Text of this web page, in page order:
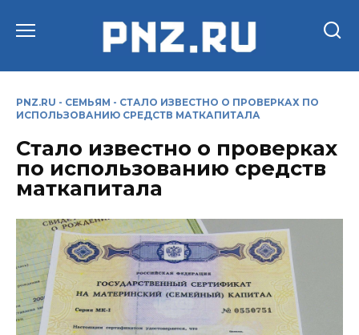
PNZ.RU - СЕМЬЯМ - СТАЛО ИЗВЕСТНО О ПРОВЕРКАХ ПО
ИСПОЛЬЗОВАНИЮ СРЕДСТВ МАТКАПИТАЛА
Стало известно о проверках
по использованию средств
маткапитала